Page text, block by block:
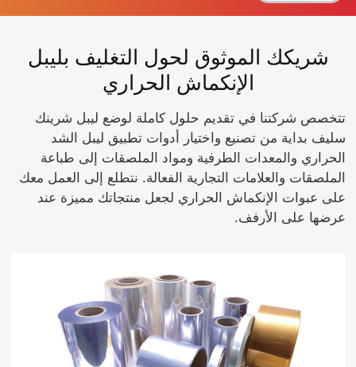
شريكك الموثوق لحول التغليف بليبل
الإنكماش الحراري
تتخصص شركتنا في تقديم حلول كاملة لوضع ليبل شرينك
سليف بداية من تصنيع واختيار أدوات تطبيق ليبل الشد
الحراري والمعدات الطرفية ومواد الملصقات إلى طباعة
الملصقات والعلامات التجارية الفعالة. نتطلع إلى العمل معك
على عبوات الإنكماش الحراري لجعل منتجاتك مميزة عند
عرضها على الأرفف.